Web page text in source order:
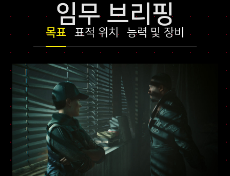
임무 브리핑
목표 표적 위치 능력 및 장비